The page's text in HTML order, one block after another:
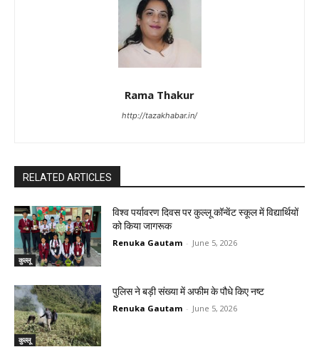
Rama Thakur
http://tazakhabar.in/
RELATED ARTICLES
कुल्लू
विश्व पर्यावरण दिवस पर कुल्लू कॉन्वेंट स्कूल में विद्यार्थियों
को किया जागरूक
Renuka Gautam - June 5, 2026
कुल्लू
पुलिस ने बड़ी संख्या में अफीम के पौधे किए नष्ट
Renuka Gautam - June 5, 2026